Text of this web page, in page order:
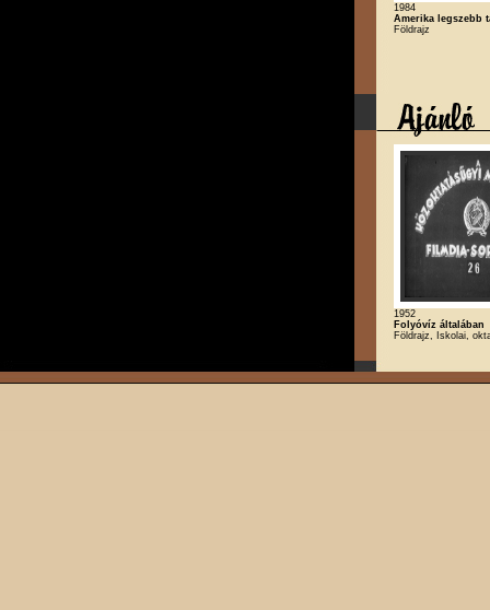
1984
Amerika legszebb
Földrajz
1952
Folyóvíz általában
Földrajz, Iskolai,